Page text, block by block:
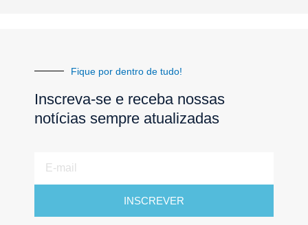
Fique por dentro de tudo!
Inscreva-se e receba nossas
notícias sempre atualizadas
mail
INSCREVER